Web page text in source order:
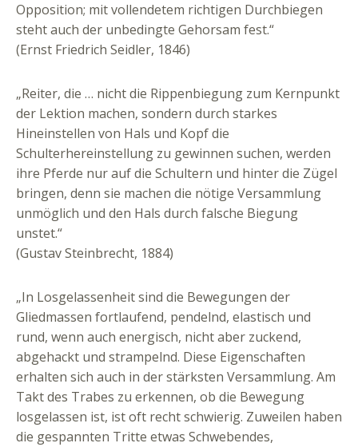
Opposition; mit vollendetem richtigen Durchbiegen
steht auch der unbedingte Gehorsam fest.“
(Ernst Friedrich Seidler, 1846)
„Reiter, die … nicht die Rippenbiegung zum Kernpunkt
der Lektion machen, sondern durch starkes
Hineinstellen von Hals und Kopf die
Schulterhereinstellung zu gewinnen suchen, werden
ihre Pferde nur auf die Schultern und hinter die Zügel
bringen, denn sie machen die nötige Versammlung
unmöglich und den Hals durch falsche Biegung
unstet.“
(Gustav Steinbrecht, 1884)
„In Losgelassenheit sind die Bewegungen der
Gliedmassen fortlaufend, pendelnd, elastisch und
rund, wenn auch energisch, nicht aber zuckend,
abgehackt und strampelnd. Diese Eigenschaften
erhalten sich auch in der stärksten Versammlung. Am
Takt des Trabes zu erkennen, ob die Bewegung
losgelassen ist, ist oft recht schwierig. Zuweilen haben
die gespannten Tritte etwas Schwebendes,